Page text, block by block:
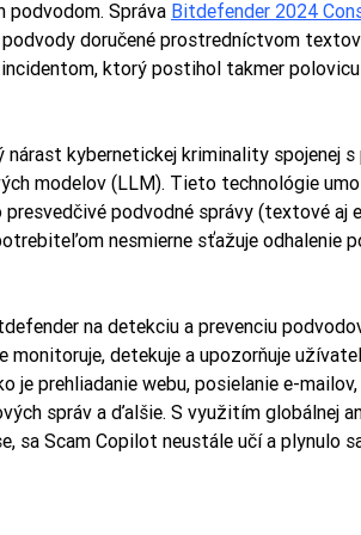
podvodom. Správa Bitdefender 2024
doručené prostredníctvom
ktorý postihol takmer
kybernetickej kriminality spojenej
modelov (LLM). Tieto technológie
podvodné správy (textové aj
nesmierne sťažuje odhalenie
na detekciu a prevenciu
monitoruje, detekuje a upozorňuje
je prehliadanie webu, posielanie e-
správ a ďalšie. S využitím globálnej
sa Scam Copilot neustále učí a plynulo